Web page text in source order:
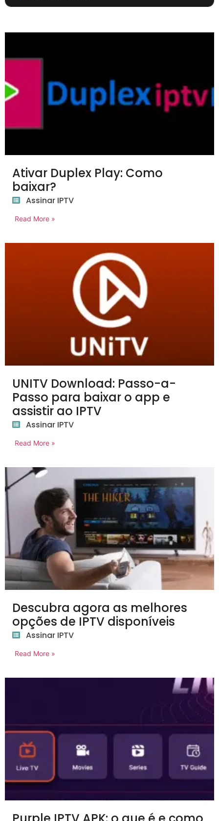
Ativar Duplex Play: Como
baixar?
Assinar IPTV
Read More »
UNITV Download: Passo-a-
Passo para baixar o app e
assistir ao IPTV
Assinar IPTV
Read More »
Descubra agora as melhores
opções de IPTV disponíveis
Assinar IPTV
Read More »